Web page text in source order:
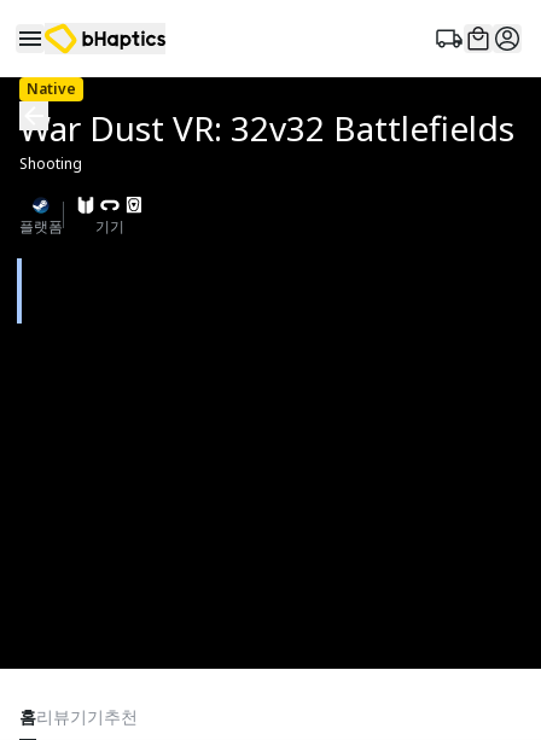
Native
War Dust VR: 32v32 Battlefields
Shooting
플랫폼 기기
홈리뷰기기추천